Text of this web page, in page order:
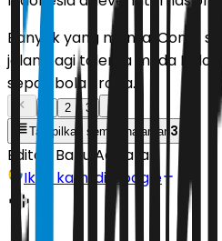
Banyak yang menilai Como
jalan bagi talenta muda
sepak bola Eropa.
2
3
Tampilkan semua halaman 3
Editor: Banu Adikara
Ikuti kami di Google